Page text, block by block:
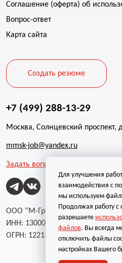
Соглашение (оферта) об
Вопрос-ответ
Карта сайта
Создать резюме
+7 (499) 288-13-29
Москва, Солнцевский
mmsk-job@yandex.ru
Задать вопрос
ООО “М-Групп”
ИНН: 1300002787
ОГРН: 1221300004232
Для улучшения
взаимодействия с
мы используем
Продолжая работу с
разрешаете
файлов. Вы всегда
отключить файлы
настройках Вашего